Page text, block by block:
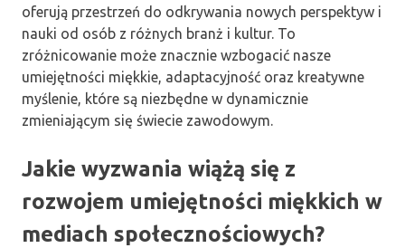
oferują przestrzeń do odkrywania nowych perspektyw i
nauki od osób z różnych branż i kultur. To
zróżnicowanie może znacznie wzbogacić nasze
umiejętności miękkie, adaptacyjność oraz kreatywne
myślenie, które są niezbędne w dynamicznie
zmieniającym się świecie zawodowym.
Jakie wyzwania wiążą się z
rozwojem umiejętności miękkich w
mediach społecznościowych?